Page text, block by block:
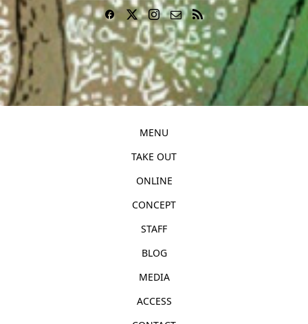
MENU
TAKE OUT
ONLINE
CONCEPT
STAFF
BLOG
MEDIA
ACCESS